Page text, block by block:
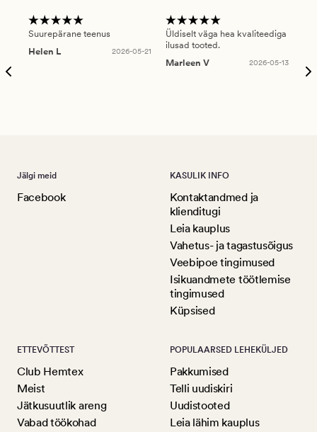
Suurepärane teenus
Helen L
2026-05-21
Üldiselt väga hea kvaliteediga
ilusad tooted.
Marleen V
2026-05-13
Jälgi meid
Facebook
KASULIK INFO
Kontaktandmed ja
klienditugi
Leia kauplus
Vahetus- ja tagastusõigus
Veebipoe tingimused
Isikuandmete töötlemise
tingimused
Küpsised
ETTEVÕTTEST
Club Hemtex
Meist
Jätkusuutlik areng
Vabad töökohad
POPULAARSED LEHEKÜLJED
Pakkumised
Telli uudiskiri
Uudistooted
Leia lähim kauplus